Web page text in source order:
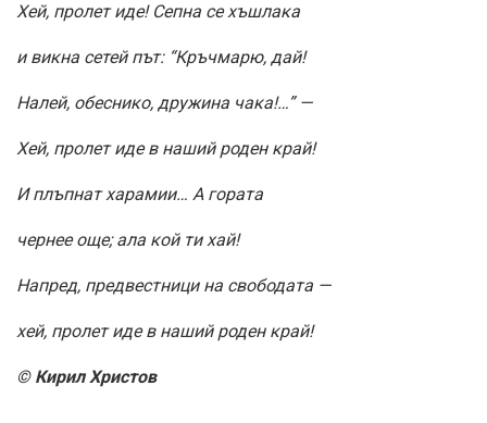
Хей, пролет иде! Сепна се хъшлака
и викна сетей път: “Кръчмарю, дай!
Налей, обеснико, дружина чака!…” —
Хей, пролет иде в наший роден край!
И плъпнат харамии… А гората
чернее още; ала кой ти хай!
Напред, предвестници на свободата —
хей, пролет иде в наший роден край!
© Кирил Христов